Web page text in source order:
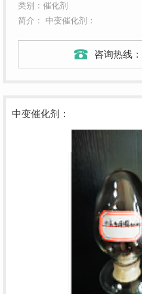
类别：催化剂
简介： 中变催化剂：
咨询热线：
中变催化剂：